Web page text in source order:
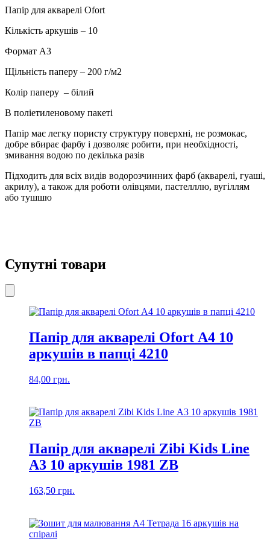
п/
п
пакеті
3510
кількість
Папір для акварелі Ofort
Кількість аркушів – 10
Формат А3
Щільність паперу – 200 г/м2
Колір паперу – білий
В поліетиленовому пакеті
Папір має легку пористу структуру поверхні, не розмокає,
добре вбирає фарбу і дозволяє робити, при необхідності,
змивання водою по декілька разів
Підходить для всіх видів водорозчинних фарб (акварелі, гуаші,
акрилу), а також для роботи олівцями, пастелллю, вугіллям
або тушшю
Супутні товари
Папір для акварелі Ofort А4 10
аркушів в папці 4210
84,00 грн.
Папір для акварелі Zibi Kids Line
А3 10 аркушів 1981 ZB
163,50 грн.